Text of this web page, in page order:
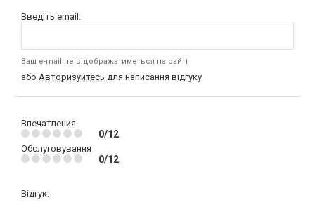
Введіть email:
Ваш e-mail не відображатиметься на сайті
або Авторизуйтесь для написання відгуку
Впечатления
0/12
Обслуговування
0/12
Відгук: